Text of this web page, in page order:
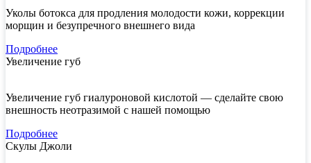
Уколы ботокса для продления молодости кожи, коррекции
морщин и безупречного внешнего вида
Подробнее
Увеличение губ
Увеличение губ гиалуроновой кислотой — сделайте свою
внешность неотразимой с нашей помощью
Подробнее
Скулы Джоли